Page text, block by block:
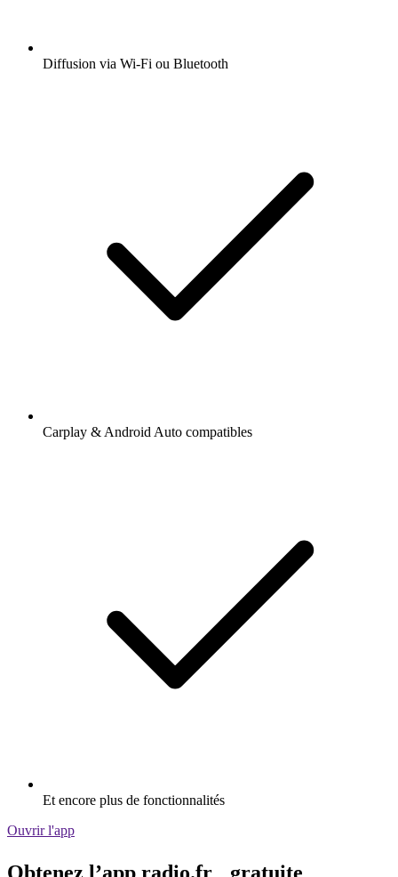
Diffusion via Wi-Fi ou Bluetooth
Carplay & Android Auto compatibles
Et encore plus de fonctionnalités
Ouvrir l'app